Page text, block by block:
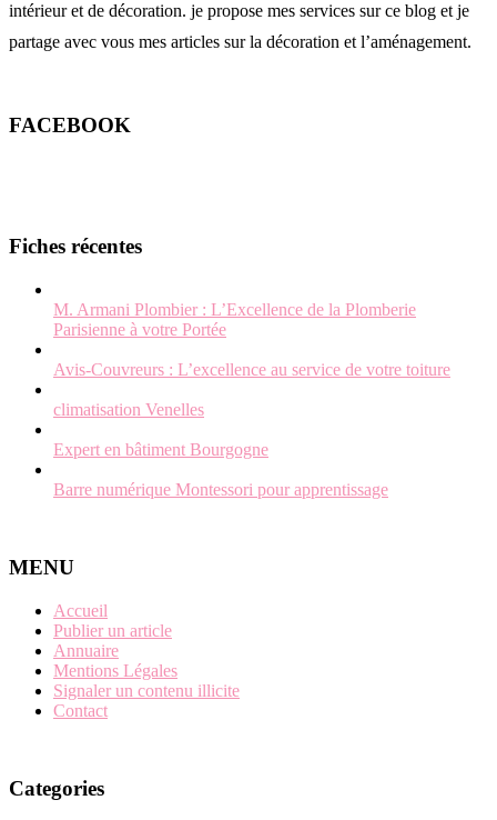
intérieur et de décoration. je propose mes services sur ce blog et je
partage avec vous mes articles sur la décoration et l’aménagement.
FACEBOOK
Fiches récentes
M. Armani Plombier : L’Excellence de la Plomberie
Parisienne à votre Portée
Avis-Couvreurs : L’excellence au service de votre toiture
climatisation Venelles
Expert en bâtiment Bourgogne
Barre numérique Montessori pour apprentissage
MENU
Accueil
Publier un article
Annuaire
Mentions Légales
Signaler un contenu illicite
Contact
Categories